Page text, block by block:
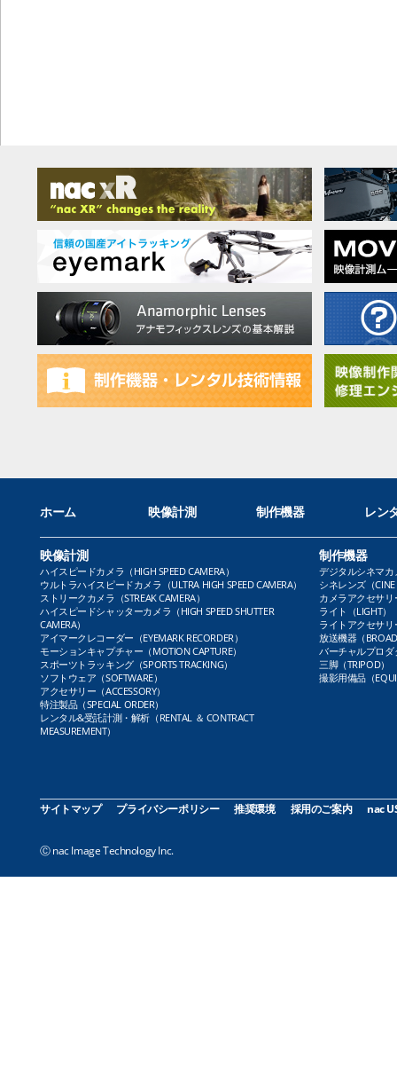
ホーム 映像計測 制作機器 レン
映像計測
ハイスピードカメラ（HIGH SPEED CAMERA）
ウルトラハイスピードカメラ（ULTRA HIGH SPEED CAMERA）
ストリークカメラ（STREAK CAMERA）
ハイスピードシャッターカメラ（HIGH SPEED SHUTTER
CAMERA）
アイマークレコーダー（EYEMARK RECORDER）
モーションキャプチャー（MOTION CAPTURE）
スポーツトラッキング（SPORTS TRACKING）
ソフトウェア（SOFTWARE）
アクセサリー（ACCESSORY）
特注製品（SPECIAL ORDER）
レンタル&受託計測・解析（RENTAL ＆ CONTRACT
MEASUREMENT）
制作機器
デジタルシネマカ
シネレンズ（CINE
カメラアクセサリ
ライト（LIGHT）
ライトアクセサリ
放送機器（
バーチャルプロダ
三脚（TRIPOD）
撮影用備品（
サイトマップ プライバシーポリシー 推奨環境 採用のご案内 nac
Ⓒ nac Image Technology Inc.